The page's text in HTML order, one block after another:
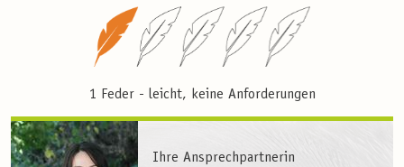
1 Feder - leicht, keine Anforderungen
Ihre Ansprechpartnerin